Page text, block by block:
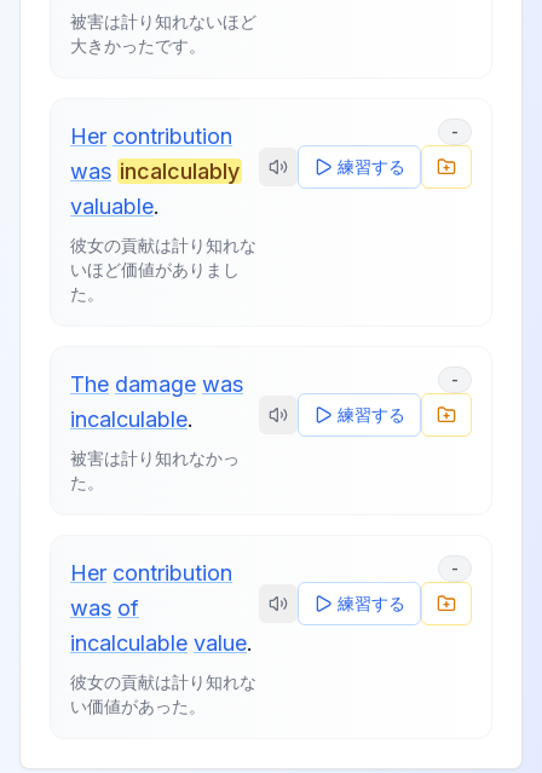
被害は計り知れないほど
大きかったです。
Her contribution
was incalculably
valuable.
彼女の貢献は計り知れな
いほど価値がありまし
た。
-
練習する
The damage was
incalculable.
被害は計り知れなかっ
た。
-
練習する
Her contribution
was of
incalculable value.
彼女の貢献は計り知れな
い価値があった。
-
練習する